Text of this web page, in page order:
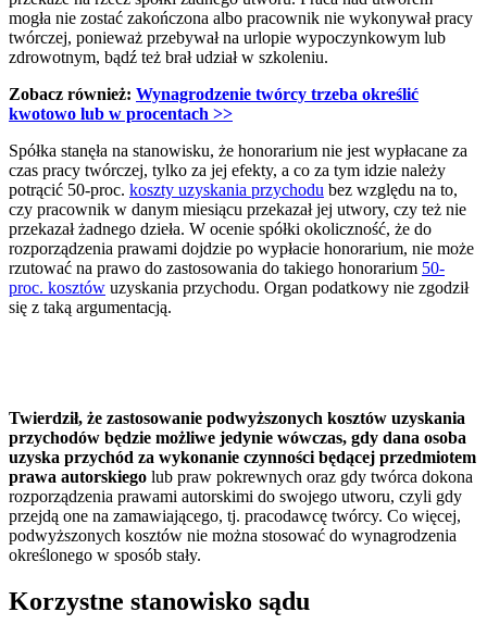
mogła nie zostać zakończona albo pracownik nie wykonywał pracy
twórczej, ponieważ przebywał na urlopie wypoczynkowym lub
zdrowotnym, bądź też brał udział w szkoleniu.
Zobacz również: Wynagrodzenie twórcy trzeba określić
kwotowo lub w procentach >>
Spółka stanęła na stanowisku, że honorarium nie jest wypłacane za
czas pracy twórczej, tylko za jej efekty, a co za tym idzie należy
potrącić 50-proc. koszty uzyskania przychodu bez względu na to,
czy pracownik w danym miesiącu przekazał jej utwory, czy też nie
przekazał żadnego dzieła. W ocenie spółki okoliczność, że do
rozporządzenia prawami dojdzie po wypłacie honorarium, nie może
rzutować na prawo do zastosowania do takiego honorarium 50-
proc. kosztów uzyskania przychodu. Organ podatkowy nie zgodził
się z taką argumentacją.
Twierdził, że zastosowanie podwyższonych kosztów uzyskania
przychodów będzie możliwe jedynie wówczas, gdy dana osoba
uzyska przychód za wykonanie czynności będącej przedmiotem
prawa autorskiego lub praw pokrewnych oraz gdy twórca dokona
rozporządzenia prawami autorskimi do swojego utworu, czyli gdy
przejdą one na zamawiającego, tj. pracodawcę twórcy. Co więcej,
podwyższonych kosztów nie można stosować do wynagrodzenia
określonego w sposób stały.
Korzystne stanowisko sądu